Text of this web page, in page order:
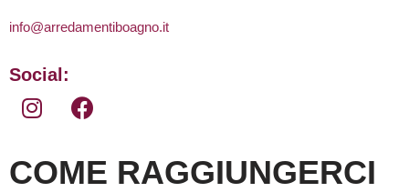
info@arredamentiboagno.it
Social:
COME RAGGIUNGERCI